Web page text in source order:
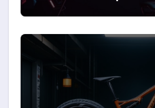
YandexGPT/GigaChat